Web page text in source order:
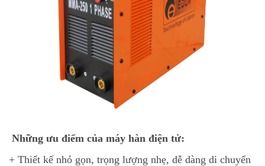
Những ưu điểm của máy hàn điện tử:
+ Thiết kế nhỏ gọn, trọng lượng nhẹ, dễ dàng di chuyển